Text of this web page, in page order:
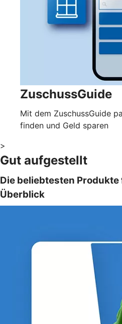
ZuschussGuide
Mit dem ZuschussGuide
finden und Geld sparen
>
Gut aufgestellt
Die beliebtesten
Überblick